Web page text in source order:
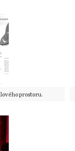
prostoru.